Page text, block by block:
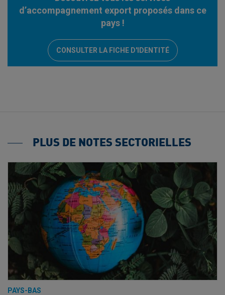
d’accompagnement export proposés dans ce
pays !
CONSULTER LA FICHE D'IDENTITÉ
PLUS DE NOTES SECTORIELLES
PAYS-BAS